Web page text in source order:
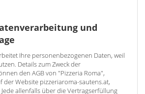
und
Ihre personenbezogenen Daten, weil
Details zum Zweck der
den AGB von "Pizzeria Roma",
der Website pizzeriaroma-sautens.at,
allenfalls über die Vertragserfüllung